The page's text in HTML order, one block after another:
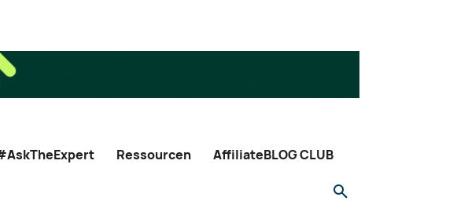
Ressourcen AffiliateBLOG CLUB